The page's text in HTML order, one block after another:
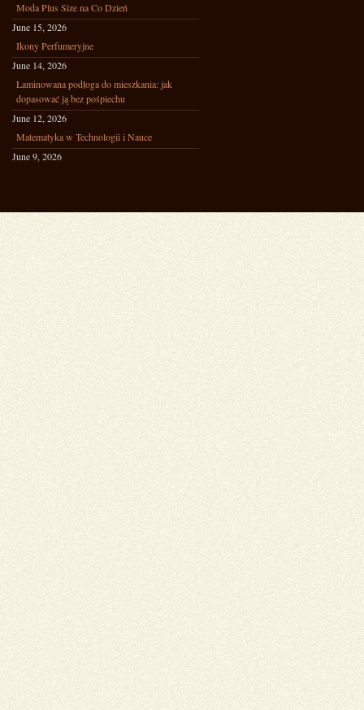
Moda Plus Size na Co Dzień
June 15, 2026
Ikony Perfumeryjne
June 14, 2026
Laminowana podłoga do mieszkania: jak
dopasować ją bez pośpiechu
June 12, 2026
Matematyka w Technologii i Nauce
June 9, 2026